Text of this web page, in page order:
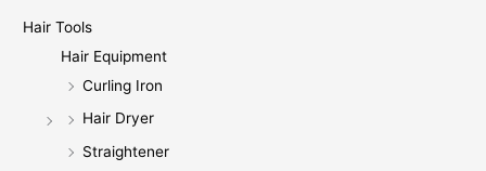
Hair Tools
Hair Equipment
Curling Iron
Hair Dryer
Straightener